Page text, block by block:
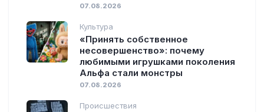
07.08.2026
Культура
«Принять собственное
несовершенство»: почему
любимыми игрушками поколения
Альфа стали монстры
07.08.2026
Происшествия